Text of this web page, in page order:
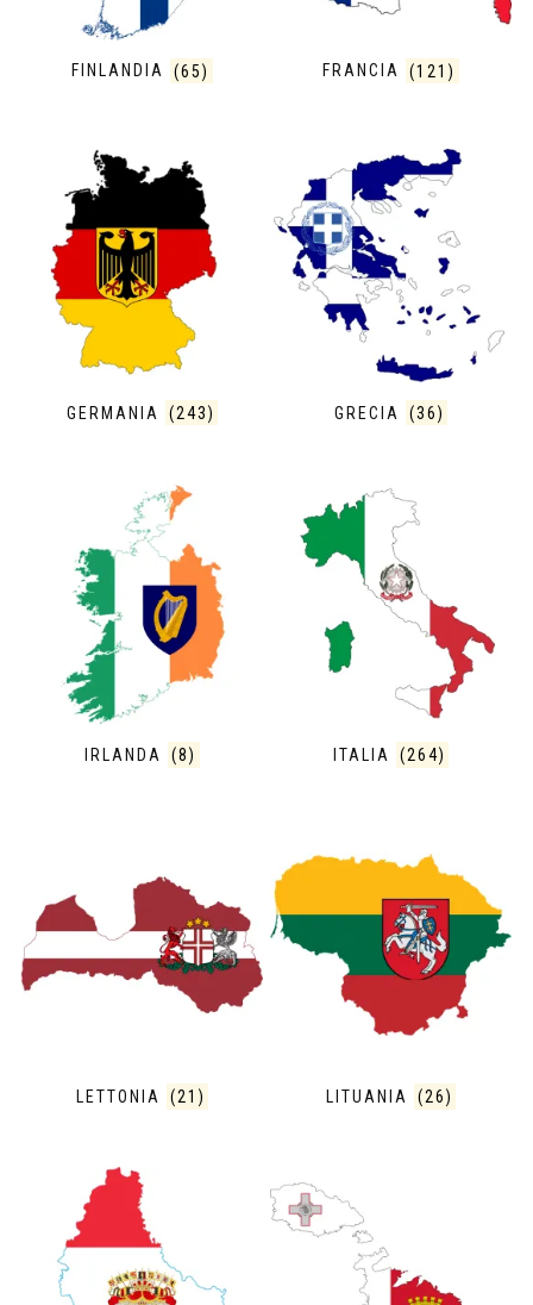
FINLANDIA (65) FRANCIA (121)
GERMANIA (243) GRECIA (36)
IRLANDA (8) ITALIA (264)
LETTONIA (21) LITUANIA (26)